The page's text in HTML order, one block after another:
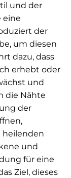
und der
eine
der
um diesen
dazu, dass
erhebt oder
und
die Nähte
der
heilenden
und
für eine
Ziel, dieses